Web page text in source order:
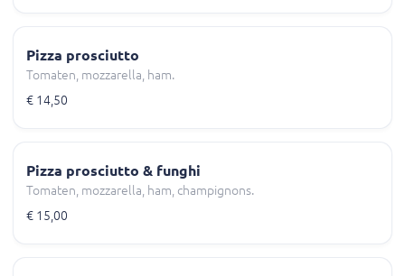
Pizza prosciutto
Tomaten, mozzarella, ham.
€ 14,50
Pizza prosciutto & funghi
Tomaten, mozzarella, ham, champignons.
€ 15,00